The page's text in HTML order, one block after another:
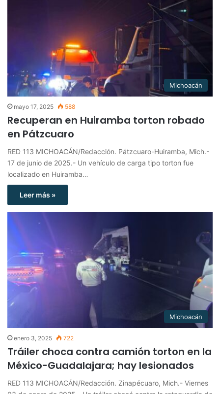
Michoacán
mayo 17, 2025 588
Recuperan en Huiramba torton robado
en Pátzcuaro
RED 113 MICHOACÁN/Redacción. Pátzcuaro-Huiramba, Mich.-
17 de junio de 2025.- Un vehículo de carga tipo torton fue
localizado en Huiramba…
Leer más »
Michoacán
enero 3, 2025 722
Tráiler choca contra camión torton en la
México-Guadalajara; hay lesionados
RED 113 MICHOACÁN/Redacción. Zinapécuaro, Mich.- Viernes